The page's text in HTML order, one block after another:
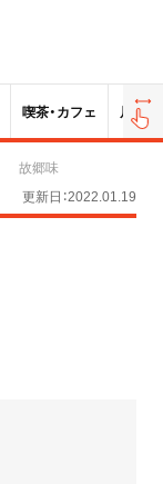
喫茶・カフェ 居酒屋
故郷味
更新日：2022.01.19